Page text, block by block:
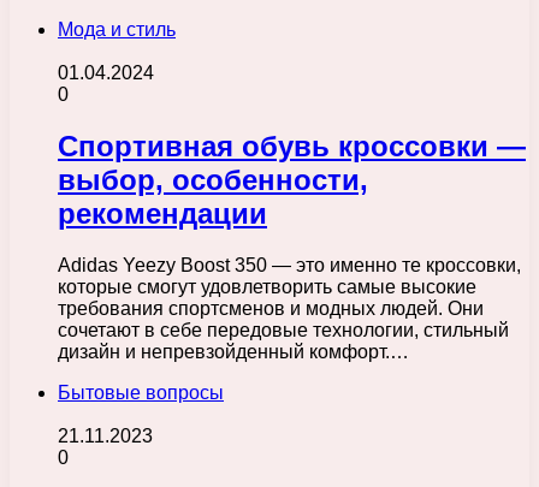
Мода и стиль
01.04.2024
0
Спортивная обувь кроссовки —
выбор, особенности,
рекомендации
Adidas Yeezy Boost 350 — это именно те кроссовки,
которые смогут удовлетворить самые высокие
требования спортсменов и модных людей. Они
сочетают в себе передовые технологии, стильный
дизайн и непревзойденный комфорт.…
Бытовые вопросы
21.11.2023
0